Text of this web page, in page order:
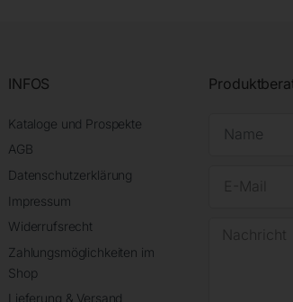
INFOS
Kataloge und Prospekte
AGB
Datenschutzerklärung
Impressum
Widerrufsrecht
Zahlungsmöglichkeiten im
Shop
Lieferung & Versand